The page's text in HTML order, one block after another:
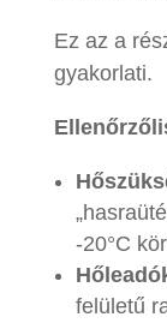
Ez az a
gyakorlati.
-20°C
felületű